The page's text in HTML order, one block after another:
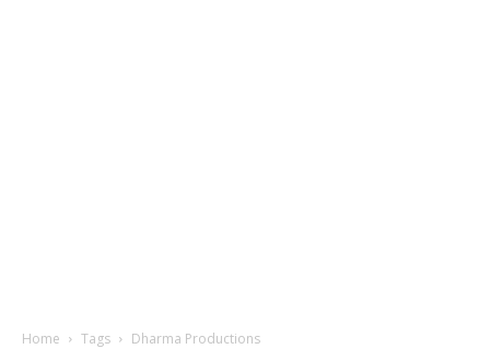
Home Tags Dharma Productions